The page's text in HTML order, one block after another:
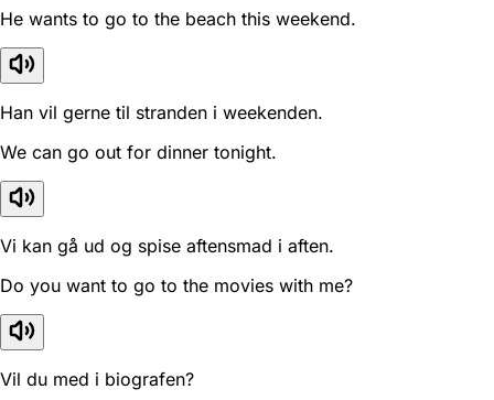
He wants to go to the beach this weekend.
Han vil gerne til stranden i weekenden.
We can go out for dinner tonight.
Vi kan gå ud og spise aftensmad i aften.
Do you want to go to the movies with me?
Vil du med i biografen?